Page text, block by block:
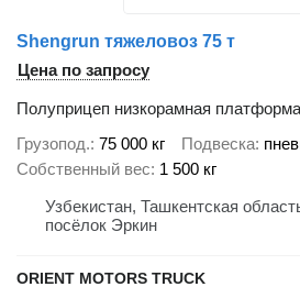
Shengrun тяжеловоз 75 т
Цена по запросу
Полуприцеп низкорамная платформа
Грузопод. 75 000 кг Подвеска
Собственный вес 1 500 кг
Узбекистан, Ташкентская
посёлок Эркин
ORIENT MOTORS TRUCK